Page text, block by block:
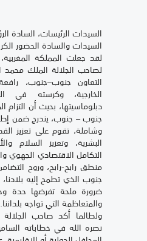
السيدات الرئيسات، السادة
السيدات والسادة الحضور
لقد جعلت المملكة
لصاحب الجلالة الملك
التعاون جنوب–جنوب،
الخارجية، وكرسته في
دبلوماسيتها، بحيث أن
جنوب – جنوب، يندرج ضمن
وشاملة، تقوم على تعزيز
البشرية، وتعزيز السلام
التكامل الاقتصادي الجهوي
منطق رابح-رابح، وروح
جنوب الذي تطمح إليه
ضرورة ملحة تفرضها حدة
والمتعاظمة التي تواجه بلداننا.
ولطالما أكد صاحب
نصره الله في خطاباته